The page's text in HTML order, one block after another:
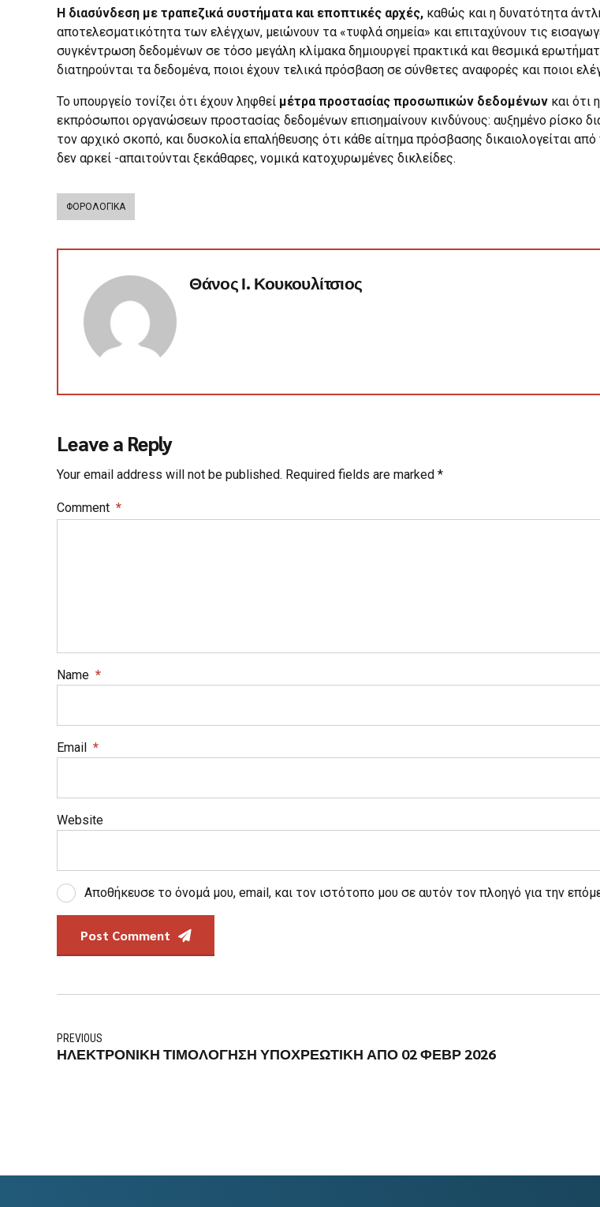
Η διασύνδεση με τραπεζικά συστήματα και εποπτικές αρχές, καθώς και η δυνατότητα
αποτελεσματικότητα των ελέγχων, μειώνουν τα «τυφλά σημεία» και επιταχύνουν τις
συγκέντρωση δεδομένων σε τόσο μεγάλη κλίμακα δημιουργεί πρακτικά και θεσμικά
διατηρούνται τα δεδομένα, ποιοι έχουν τελικά πρόσβαση σε σύνθετες αναφορές και ποιοι
Το υπουργείο τονίζει ότι έχουν ληφθεί μέτρα προστασίας προσωπικών δεδομένων και ότι
εκπρόσωποι οργανώσεων προστασίας δεδομένων επισημαίνουν κινδύνους: αυξημένο ρίσκο
τον αρχικό σκοπό, και δυσκολία επαλήθευσης ότι κάθε αίτημα πρόσβασης δικαιολογείται
δεν αρκεί -απαιτούνται ξεκάθαρες, νομικά κατοχυρωμένες δικλείδες.
ΦΟΡΟΛΟΓΙΚΑ
Θάνος Ι. Κουκουλίτσιος
Leave a Reply
Your email address will not be published. Required fields are marked *
Comment *
Name *
Email *
Website
Αποθήκευσε το όνομά μου, email, και τον ιστότοπο μου σε αυτόν τον πλοηγό για την
Post Comment
PREVIOUS
ΗΛΕΚΤΡΟΝΙΚΗ ΤΙΜΟΛΟΓΗΣΗ ΥΠΟΧΡΕΩΤΙΚΗ ΑΠΟ 02 ΦΕΒΡ 2026